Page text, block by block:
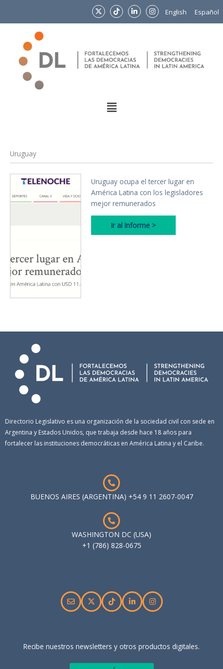
contenido
English Español
Menu
Uruguay
Uruguay ocupa el tercer lugar en
América Latina con los legisladores
mejor remunerados
Ir al Informe >
Directorio Legislativo es una organización de la sociedad civil con sede en
Argentina y Estados Unidos, que trabaja desde hace 18 años para
fortalecer las instituciones democráticas en América Latina y el Caribe.
BUENOS AIRES (ARGENTINA) +54 9 11 2607-0047
WASHINGTON DC (USA)
+1 (786) 828-0675
Recibe nuestros newsletters y otros productos digitales.